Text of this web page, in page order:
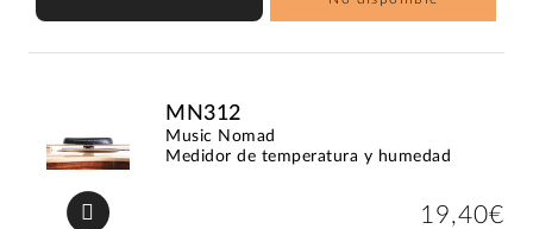
MN312
Music Nomad
Medidor de temperatura y humedad
19,40€